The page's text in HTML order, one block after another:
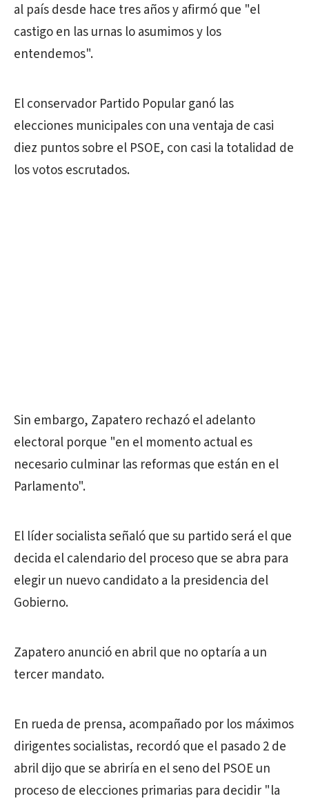
al país desde hace tres años y afirmó que "el
castigo en las urnas lo asumimos y los
entendemos".
El conservador Partido Popular ganó las
elecciones municipales con una ventaja de casi
diez puntos sobre el PSOE, con casi la totalidad de
los votos escrutados.
Sin embargo, Zapatero rechazó el adelanto
electoral porque "en el momento actual es
necesario culminar las reformas que están en el
Parlamento".
El líder socialista señaló que su partido será el que
decida el calendario del proceso que se abra para
elegir un nuevo candidato a la presidencia del
Gobierno.
Zapatero anunció en abril que no optaría a un
tercer mandato.
En rueda de prensa, acompañado por los máximos
dirigentes socialistas, recordó que el pasado 2 de
abril dijo que se abriría en el seno del PSOE un
proceso de elecciones primarias para decidir "la